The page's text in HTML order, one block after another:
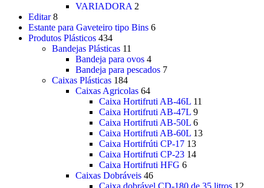
VARIADORA 2
Editar 8
Estante para Gaveteiro tipo Bins 6
Produtos Plásticos 434
Bandejas Plásticas 11
Bandeja para ovos 4
Bandeja para pescados 7
Caixas Plásticas 184
Caixas Agricolas 64
Caixa Hortifruti AB-46L 11
Caixa Hortifruti AB-47L 9
Caixa Hortifruti AB-50L 6
Caixa Hortifruti AB-60L 13
Caixa Hortifrúti CP-17 13
Caixa Hortifruti CP-23 14
Caixa Hortifruti HFG 6
Caixas Dobráveis 46